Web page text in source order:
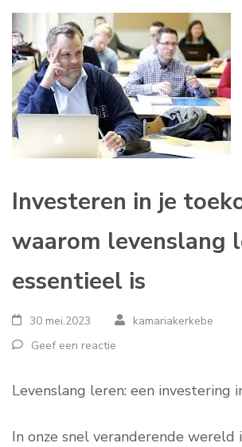
Investeren in je
waarom levenslang
essentieel is
30 mei,2023
kamariakerkebe
Geef een reactie
Levenslang leren: een investering
In onze snel veranderende wereld